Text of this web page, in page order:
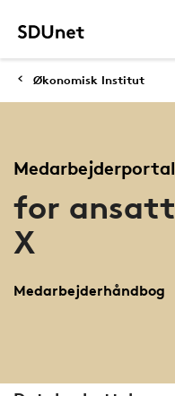
Økonomisk Institut
Medarbejderportal
for
X
Medarbejderhåndbog